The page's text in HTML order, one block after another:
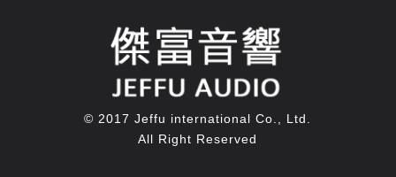
© 2017 Jeffu international Co., Ltd.
All Right Reserved